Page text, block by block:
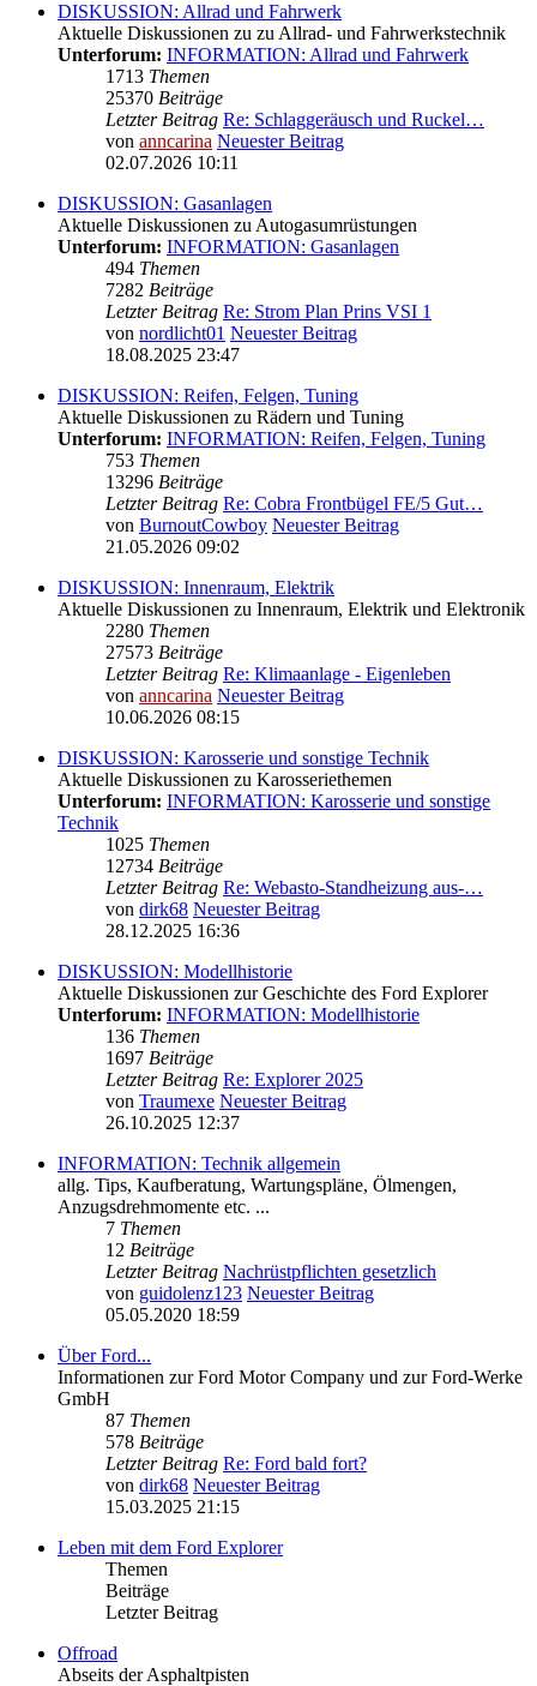
DISKUSSION: Allrad und Fahrwerk
Aktuelle Diskussionen zu zu Allrad- und Fahrwerkstechnik
Unterforum: INFORMATION: Allrad und Fahrwerk
1713 Themen
25370 Beiträge
Letzter Beitrag Re: Schlaggeräusch und Ruckel…
von anncarina Neuester Beitrag
02.07.2026 10:11
DISKUSSION: Gasanlagen
Aktuelle Diskussionen zu Autogasumrüstungen
Unterforum: INFORMATION: Gasanlagen
494 Themen
7282 Beiträge
Letzter Beitrag Re: Strom Plan Prins VSI 1
von nordlicht01 Neuester Beitrag
18.08.2025 23:47
DISKUSSION: Reifen, Felgen, Tuning
Aktuelle Diskussionen zu Rädern und Tuning
Unterforum: INFORMATION: Reifen, Felgen, Tuning
753 Themen
13296 Beiträge
Letzter Beitrag Re: Cobra Frontbügel FE/5 Gut…
von BurnoutCowboy Neuester Beitrag
21.05.2026 09:02
DISKUSSION: Innenraum, Elektrik
Aktuelle Diskussionen zu Innenraum, Elektrik und Elektronik
2280 Themen
27573 Beiträge
Letzter Beitrag Re: Klimaanlage - Eigenleben
von anncarina Neuester Beitrag
10.06.2026 08:15
DISKUSSION: Karosserie und sonstige Technik
Aktuelle Diskussionen zu Karosseriethemen
Unterforum: INFORMATION: Karosserie und sonstige
Technik
1025 Themen
12734 Beiträge
Letzter Beitrag Re: Webasto-Standheizung aus-…
von dirk68 Neuester Beitrag
28.12.2025 16:36
DISKUSSION: Modellhistorie
Aktuelle Diskussionen zur Geschichte des Ford Explorer
Unterforum: INFORMATION: Modellhistorie
136 Themen
1697 Beiträge
Letzter Beitrag Re: Explorer 2025
von Traumexe Neuester Beitrag
26.10.2025 12:37
INFORMATION: Technik allgemein
allg. Tips, Kaufberatung, Wartungspläne, Ölmengen,
Anzugsdrehmomente etc. ...
7 Themen
12 Beiträge
Letzter Beitrag Nachrüstpflichten gesetzlich
von guidolenz123 Neuester Beitrag
05.05.2020 18:59
Über Ford...
Informationen zur Ford Motor Company und zur Ford-Werke
GmbH
87 Themen
578 Beiträge
Letzter Beitrag Re: Ford bald fort?
von dirk68 Neuester Beitrag
15.03.2025 21:15
Leben mit dem Ford Explorer
Themen
Beiträge
Letzter Beitrag
Offroad
Abseits der Asphaltpisten